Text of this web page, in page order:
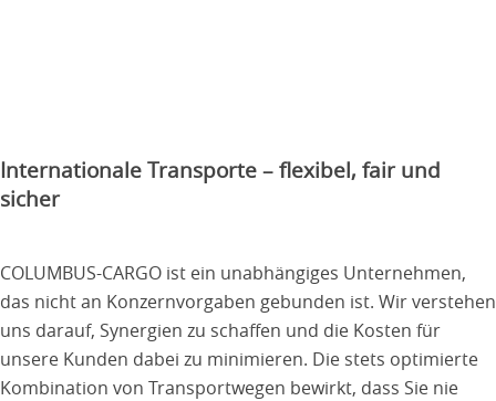
Internationale Transporte – flexibel, fair und
sicher
COLUMBUS-CARGO ist ein unabhängiges Unternehmen,
das nicht an Konzernvorgaben gebunden ist. Wir verstehen
uns darauf, Synergien zu schaffen und die Kosten für
unsere Kunden dabei zu minimieren. Die stets optimierte
Kombination von Transportwegen bewirkt, dass Sie nie